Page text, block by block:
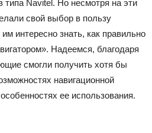
типа Navitel. Но несмотря на эти
свой выбор в пользу
интересно знать, как правильно
Надеемся, благодаря
смогли получить хотя бы
навигационной
ее использования.